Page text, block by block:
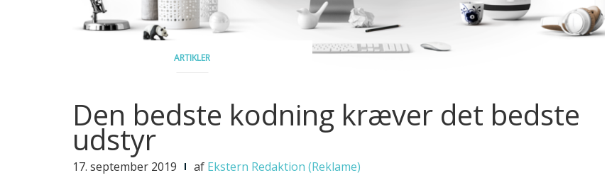
ARTIKLER
Den bedste kodning kræver det bedste
udstyr
17. september 2019 af Ekstern Redaktion (Reklame)